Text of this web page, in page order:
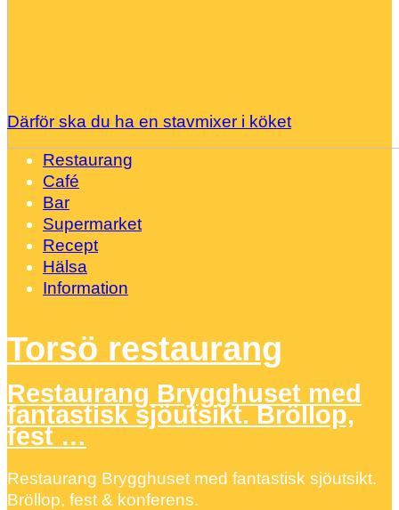
Därför ska du ha en stavmixer i köket
Restaurang
Café
Bar
Supermarket
Recept
Hälsa
Information
Torsö restaurang
Restaurang Brygghuset med
fantastisk sjöutsikt. Bröllop,
fest …
Restaurang Brygghuset med fantastisk sjöutsikt.
Bröllop, fest & konferens.